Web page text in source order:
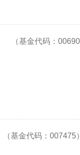
（基金代码：
（基金代码：007475